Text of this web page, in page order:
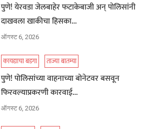
पुणे! येरवडा जेलबाहेर फटाकेबाजी अन् पोलिसांनी
दाखवला खाकीचा हिसका…
ऑगस्ट 6, 2026
कायद्याचा बडगा ताज्या बातम्या
पुणे! पोलिसांच्या वाहनाच्या बोनेटवर बसवून
फिरवल्याप्रकरणी कारवाई…
ऑगस्ट 6, 2026